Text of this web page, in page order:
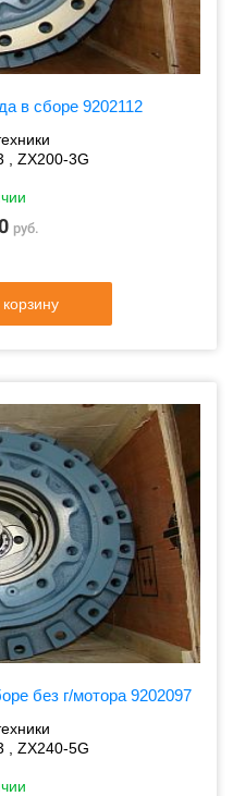
в сборе 9202112
, ZX200-3G
руб.
без г/мотора 9202097
, ZX240-5G